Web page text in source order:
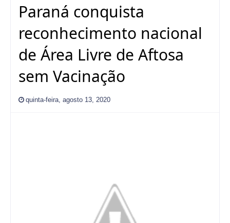
Paraná conquista
reconhecimento nacional
de Área Livre de Aftosa
sem Vacinação
quinta-feira, agosto 13, 2020